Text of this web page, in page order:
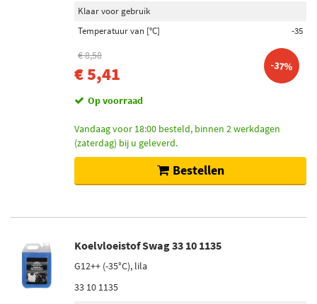
Op voorraad (21)
Niet op voorraad (15)
Klaar voor gebruik
Temperatuur van [°C]
-35
€ 8,58
€ 5,41 -37%
Op voorraad
Vandaag voor 18:00 besteld, binnen 2 werkdagen
(zaterdag) bij u geleverd.
Bestellen
Koelvloeistof Swag 33 10 1135
G12++ (-35°C), lila
33 10 1135